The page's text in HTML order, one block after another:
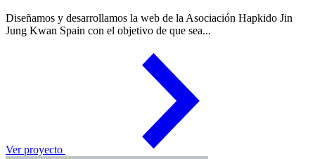
Diseñamos y desarrollamos la web de la Asociación Hapkido Jin
Jung Kwan Spain con el objetivo de que sea...
Ver proyecto